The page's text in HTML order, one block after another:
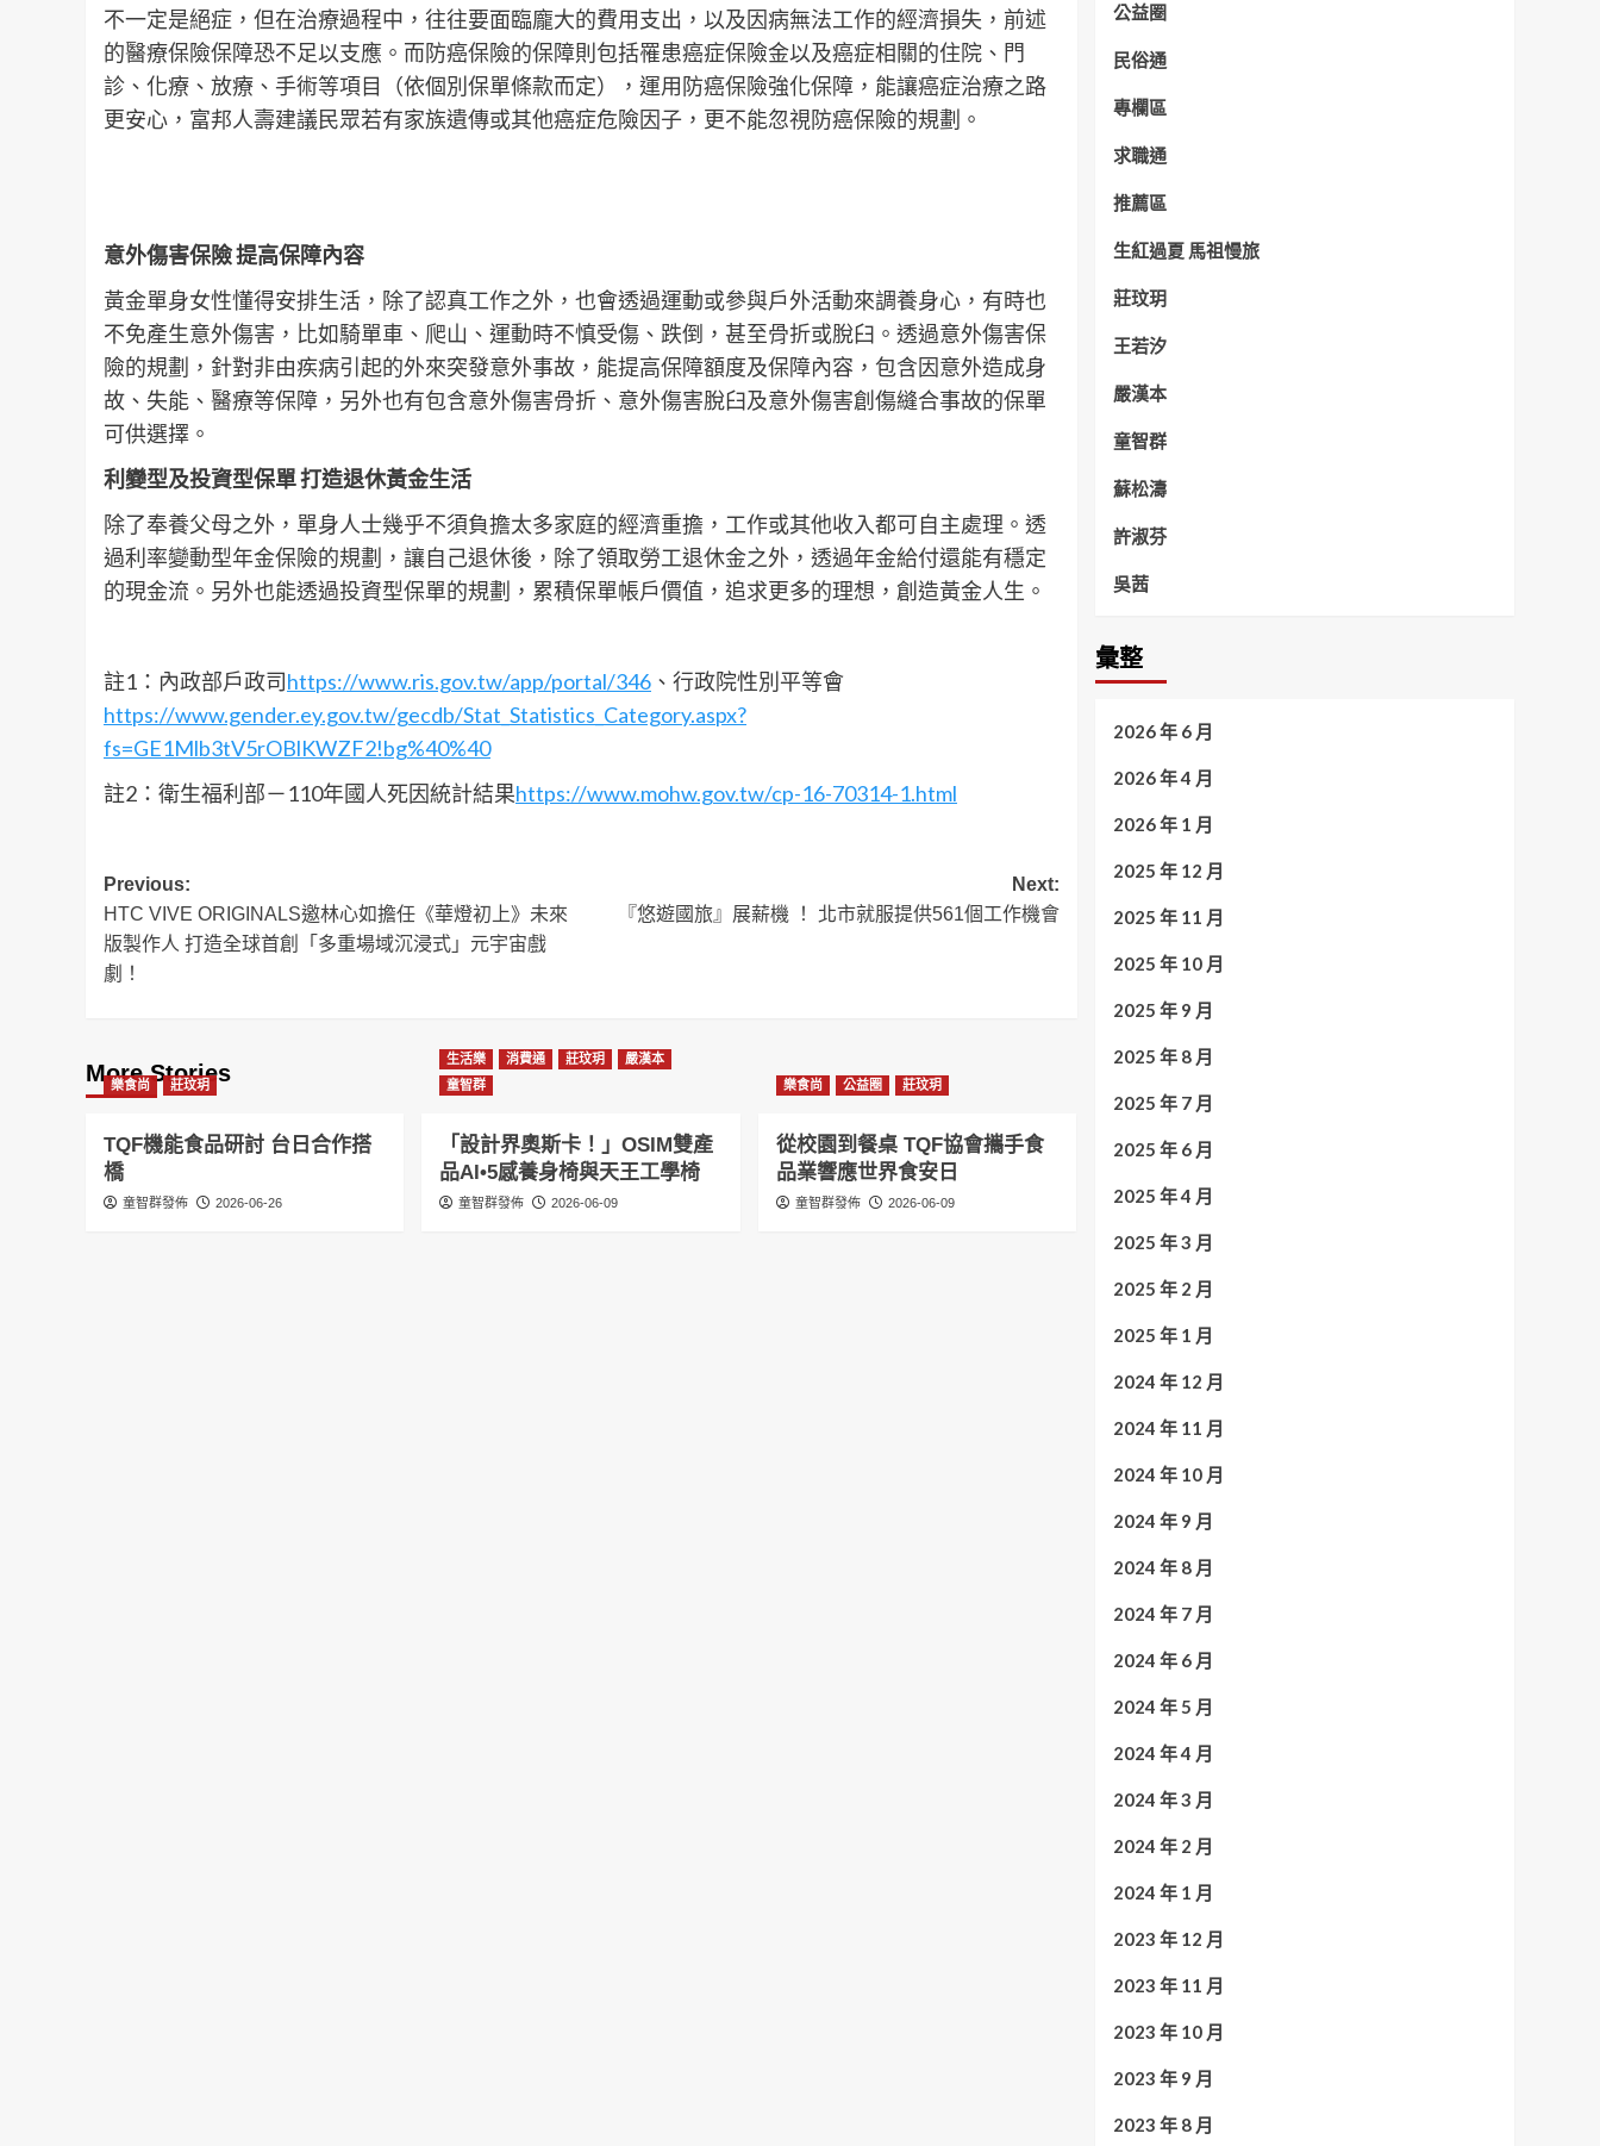
不一定是絕症，但在治療過程中，往往要面臨龐大的費用支出，以及因病無法工作的經濟損失，前述
的醫療保險保障恐不足以支應。而防癌保險的保障則包括罹患癌症保險金以及癌症相關的住院、門
診、化療、放療、手術等項目（依個別保單條款而定），運用防癌保險強化保障，能讓癌症治療之路
更安心，富邦人壽建議民眾若有家族遺傳或其他癌症危險因子，更不能忽視防癌保險的規劃。
意外傷害保險提高保障內容
黃金單身女性懂得安排生活，除了認真工作之外，也會透過運動或參與戶外活動來調養身心，有時也
不免產生意外傷害，比如騎單車、爬山、運動時不慎受傷、跌倒，甚至骨折或脫臼。透過意外傷害保
險的規劃，針對非由疾病引起的外來突發意外事故，能提高保障額度及保障內容，包含因意外造成身
故、失能、醫療等保障，另外也有包含意外傷害骨折、意外傷害脫臼及意外傷害創傷縫合事故的保單
可供選擇。
利變型及投資型保單打造退休黃金生活
除了奉養父母之外，單身人士幾乎不須負擔太多家庭的經濟重擔，工作或其他收入都可自主處理。透
過利率變動型年金保險的規劃，讓自己退休後，除了領取勞工退休金之外，透過年金給付還能有穩定
的現金流。另外也能透過投資型保單的規劃，累積保單帳戶價值，追求更多的理想，創造黃金人生。
註1：內政部戶政司https://www.ris.gov.tw/app/portal/346 、行政院性別平等會
https://www.gender.ey.gov.tw/gecdb/Stat_Statistics_Category.aspx?
fs=GE1Mlb3tV5rOBlKWZF2!bg%40%40
註2：衛生福利部－110年國人死因統計結果https://www.mohw.gov.tw/cp-16-70314-1.html
Post
navigation
Previous:
HTC VIVE ORIGINALS邀林心如擔任《華燈初上》未來
版製作人 打造全球首創「多重場域沉浸式」元宇宙戲
劇！
Next:
『悠遊國旅』展薪機 ！ 北市就服提供561個工作機會
More Stories
樂食尚 莊玟玥
TQF機能食品研討 台日合作搭
橋
童智群發佈 2026-06-26
生活樂 消費通 莊玟玥
嚴漢本
童智群
「設計界奧斯卡！」OSIM雙產
品AI•5感養身椅與天王工學椅
童智群發佈 2026-06-09
樂食尚 公益圈 莊玟玥
從校園到餐桌 TQF協會攜手食
品業響應世界食安日
童智群發佈 2026-06-09
公益圈
民俗通
專欄區
求職通
推薦區
生紅過夏 馬祖慢旅
莊玟玥
王若汐
嚴漢本
童智群
蘇松濤
許淑芬
吳茜
彙整
2026 年 6 月
2026 年 4 月
2026 年 1 月
2025 年 12 月
2025 年 11 月
2025 年 10 月
2025 年 9 月
2025 年 8 月
2025 年 7 月
2025 年 6 月
2025 年 4 月
2025 年 3 月
2025 年 2 月
2025 年 1 月
2024 年 12 月
2024 年 11 月
2024 年 10 月
2024 年 9 月
2024 年 8 月
2024 年 7 月
2024 年 6 月
2024 年 5 月
2024 年 4 月
2024 年 3 月
2024 年 2 月
2024 年 1 月
2023 年 12 月
2023 年 11 月
2023 年 10 月
2023 年 9 月
2023 年 8 月